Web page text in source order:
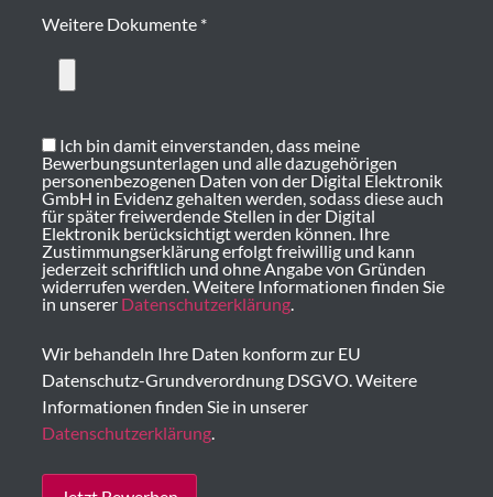
Weitere Dokumente *
Ich bin damit einverstanden, dass meine
Bewerbungsunterlagen und alle dazugehörigen
personenbezogenen Daten von der Digital Elektronik
GmbH in Evidenz gehalten werden, sodass diese auch
für später freiwerdende Stellen in der Digital
Elektronik berücksichtigt werden können. Ihre
Zustimmungserklärung erfolgt freiwillig und kann
jederzeit schriftlich und ohne Angabe von Gründen
widerrufen werden. Weitere Informationen finden Sie
in unserer Datenschutzerklärung
Wir behandeln Ihre Daten konform zur EU
Datenschutz-Grundverordnung DSGVO. Weitere
Informationen finden Sie in unserer
Datenschutzerklärung